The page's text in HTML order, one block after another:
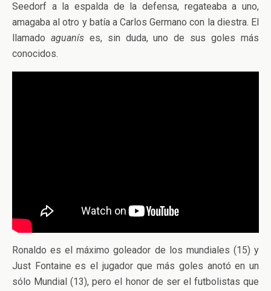
Seedorf a la espalda de la defensa, regateaba a uno,
amagaba al otro y batía a Carlos Germano con la diestra. El
llamado aguaníses, sin duda, uno de sus goles más
conocidos.
Ronaldo es el máximo goleador de los mundiales (15) y
Just Fontaine es el jugador que más goles anotó en un
sólo Mundial (13), pero el honor de ser el futbolistas que